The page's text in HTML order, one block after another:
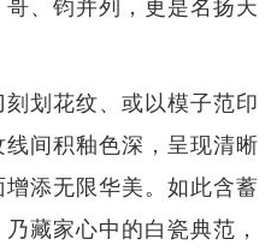
划花纹、或以模子范印
间积釉色深，呈现清晰
添无限华美。如此含蓄
藏家心中的白瓷典范，